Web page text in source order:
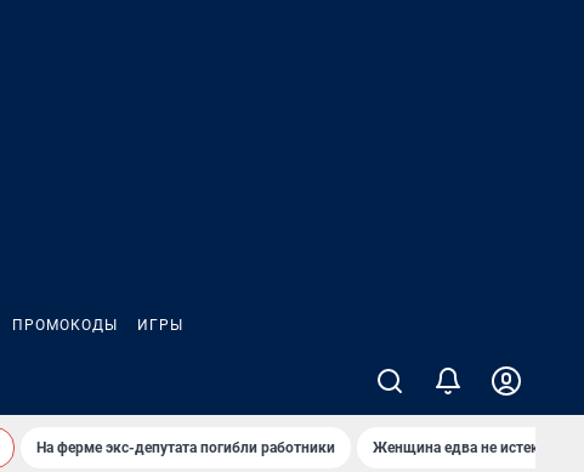
ПРОМОКОДЫ ИГРЫ
На ферме экс-депутата погибли работники Женщина едва не истекла